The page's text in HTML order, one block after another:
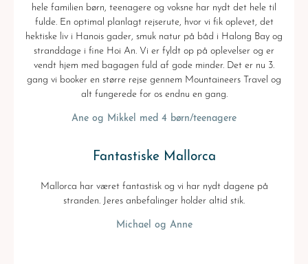
hele familien børn, teenagere og voksne har nydt det hele til
fulde. En optimal planlagt rejserute, hvor vi fik oplevet, det
hektiske liv i Hanois gader, smuk natur på båd i Halong Bay og
stranddage i fine Hoi An. Vi er fyldt op på oplevelser og er
vendt hjem med bagagen fuld af gode minder. Det er nu 3.
gang vi booker en større rejse gennem Mountaineers Travel og
alt fungerede for os endnu en gang.
Ane og Mikkel med 4 børn/teenagere
Fantastiske Mallorca
Mallorca har været fantastisk og vi har nydt dagene på
stranden. Jeres anbefalinger holder altid stik.
Michael og Anne